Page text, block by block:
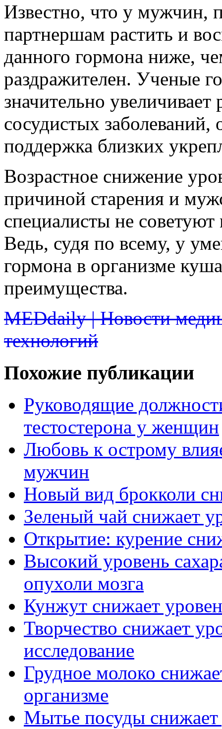
Известно, что у мужчин,
партнершам растить и
данного гормона ниже,
раздражителен. Ученые
значительно
сосудистых
поддержка близких
Возрастное снижение
причиной старения и
специалисты не
Ведь, судя по всему, у
гормона в организме
преимущества.
MEDdaily | Новости
технологий
Похожие публикации
Руководящие
тестостерона у женщин
Любовь к острому
мужчин
Новый вид брокколи
Зеленый чай снижает
Открытие: курение
Высокий уровень
опухоли мозга
Кунжут снижает
Творчество снижает
исследование
Грудное молоко
организме
Мытье посуды снижает